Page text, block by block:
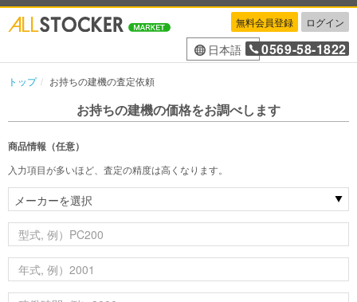
無料会員登録 ログイン
日本語 0569-58-1822
トップ お持ちの建機の査定依頼
お持ちの建機の価格をお調べします
商品情報（任意）
入力項目が多いほど、査定の精度は高くなります。